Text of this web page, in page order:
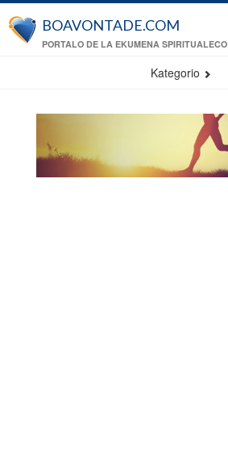
Skip to main content
BOAVONTADE.COM
PORTALO DE LA EKUMENA SPIRITUALECO
Kategorio